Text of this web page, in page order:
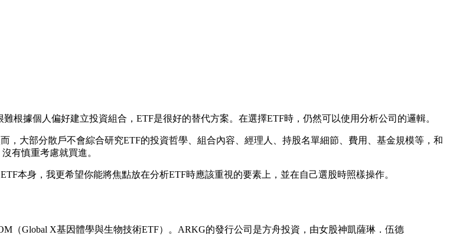
根據個人偏好建立投資組合，ETF是很好的替代方案。在選擇ETF時，仍然可以使用分析公司的邏輯。
，大部分散戶不會綜合研究ETF的投資哲學、組合內容、經理人、持股名單細節、費用、基金規模等，和
有慎重考慮就買進。
本身，我更希望你能將焦點放在分析ETF時應該重視的要素上，並在自己選股時照樣操作。
（Global X基因體學與生物技術ETF）。ARKG的發行公司是方舟投資，由女股神凱薩琳．伍德